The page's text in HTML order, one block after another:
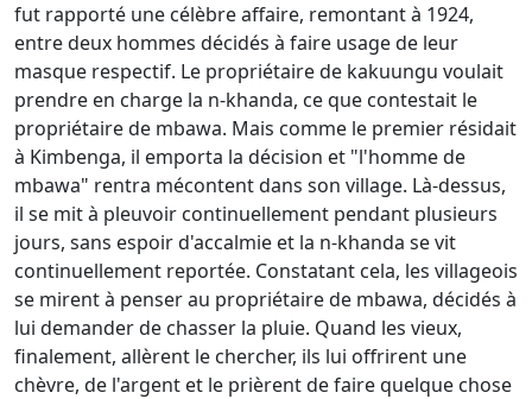
fut rapporté une célèbre affaire, remontant à 1924,
entre deux hommes décidés à faire usage de leur
masque respectif. Le propriétaire de kakuungu voulait
prendre en charge la n-khanda, ce que contestait le
propriétaire de mbawa. Mais comme le premier résidait
à Kimbenga, il emporta la décision et "l'homme de
mbawa" rentra mécontent dans son village. Là-dessus,
il se mit à pleuvoir continuellement pendant plusieurs
jours, sans espoir d'accalmie et la n-khanda se vit
continuellement reportée. Constatant cela, les villageois
se mirent à penser au propriétaire de mbawa, décidés à
lui demander de chasser la pluie. Quand les vieux,
finalement, allèrent le chercher, ils lui offrirent une
chèvre, de l'argent et le prièrent de faire quelque chose